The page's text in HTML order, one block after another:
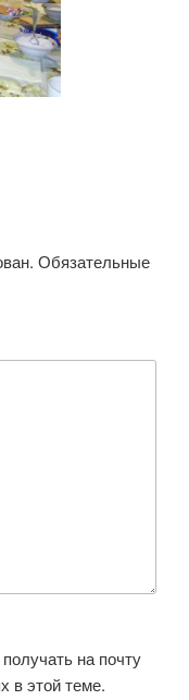
Обязательные
на почту
в этой теме.